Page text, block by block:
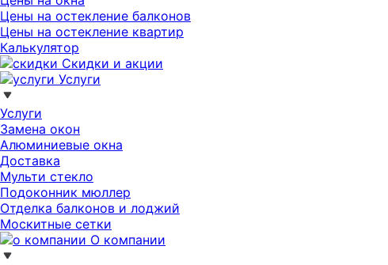
Цены на остекление балконов
Цены на остекление квартир
Калькулятор
Скидки и акции
Услуги
Услуги
Замена окон
Алюминиевые окна
Доставка
Мульти стекло
Подоконник мюллер
Отделка балконов и лоджий
Москитные сетки
О компании